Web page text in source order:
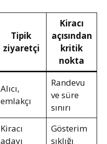
Tipik
ziyaretçi
Kiracı
açısından
kritik
nokta
Alıcı,
emlakçı
Randevu
ve süre
sınırı
Kiracı
adayı
Gösterim
sıklığı